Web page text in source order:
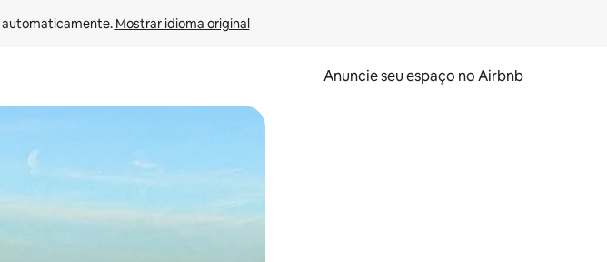
Mostrar idioma original
Anuncie seu espaço no Airbnb